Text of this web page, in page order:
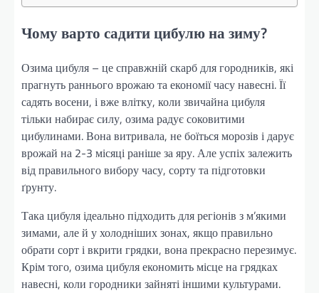
Чому варто садити цибулю на зиму?
Озима цибуля – це справжній скарб для городників, які
прагнуть раннього врожаю та економії часу навесні. Її
садять восени, і вже влітку, коли звичайна цибуля
тільки набирає силу, озима радує соковитими
цибулинами. Вона витривала, не боїться морозів і дарує
врожай на 2-3 місяці раніше за яру. Але успіх залежить
від правильного вибору часу, сорту та підготовки
ґрунту.
Така цибуля ідеально підходить для регіонів з м’якими
зимами, але й у холодніших зонах, якщо правильно
обрати сорт і вкрити грядки, вона прекрасно перезимує.
Крім того, озима цибуля економить місце на грядках
навесні, коли городники зайняті іншими культурами.